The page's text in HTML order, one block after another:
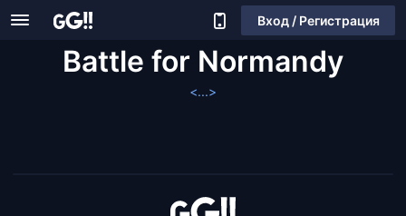
Вход / Регистрация
Battle for Normandy
<...>